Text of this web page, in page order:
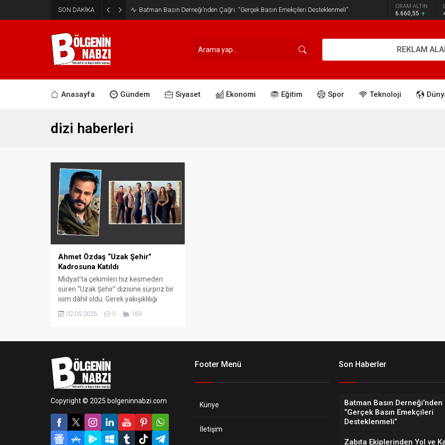
SON DAKİKA Batman Basın Derneği’nden Çağrı: “Gerçek Basın Emekçileri Desteklenmeli” GRAM ALTIN
6.660,55
REKLAM
Anasayfa Gündem Siyaset Ekonomi Eğitim Spor Teknoloji
dizi haberleri
Ahmet Özdaş “Uzak Şehir”
Kadrosuna Katıldı
Midyat’ta çekimleri hız kesmeden
süren “Uzak Şehir” dizisine sürpriz bir
isim dâhil oldu. Gerek yakışıklılığı
dikkatleri üzerine çeken başarılı
çok yönlülüğüyle de tanınıyor.
02.05.2025 0 169
Copyright © 2025 bolgeninnabzi.com
Footer Menü
Künye
İletişim
Son Haberler
Batman Basın Derneği’nden
“Gerçek Basın Emekçileri
Desteklenmeli”
Zabıta Ekiplerinden Yol ve